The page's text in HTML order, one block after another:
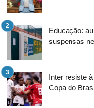
Educação:
suspensas
Inter resiste
Copa do